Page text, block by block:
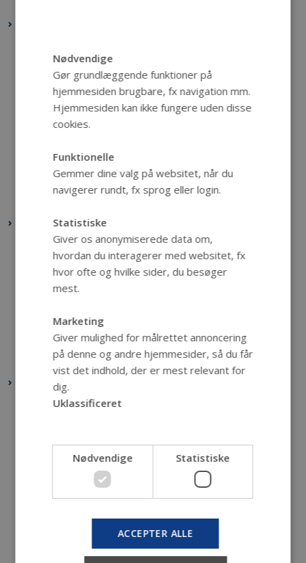
november 2020(1 post)
oktober 2020
(1 post)
september 2020(2 poster)
juni 2020(1 post)
april 2020(1 post)
marts 2020
(1 post)
december 2019(3 poster)
oktober 2019(1 post)
september 2019
juni 2019(5 poster)
maj 2019 (9 poster)
februar 2019
(1 post)
december 2018(1 post)
oktober 2018(2 poster)
september 2018(2 poster)
august 2018(1 post)
juni 2018(1 post)
(2 poster)
Nødvendige
Gør grundlæggende funktioner på
hjemmesiden brugbare, fx navigation mm.
Hjemmesiden kan ikke fungere uden disse
cookies.
Funktionelle
Gemmer dine valg på websitet, når du
navigerer rundt, fx sprog eller login.
Statistiske
Giver os anonymiserede data om,
hvordan du interagerer med websitet, fx
hvor ofte og hvilke sider, du besøger
mest.
Marketing
Giver mulighed for målrettet annoncering
på denne og andre hjemmesider, så du får
vist det indhold, der er mest relevant for
dig.
Uklassificeret
Nødvendige Statistiske
ACCEPTER ALLE